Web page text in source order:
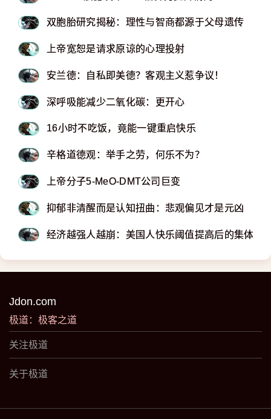
双胞胎研究揭秘：理性与智商都源于父母遗传
上帝宽恕是请求原谅的心理投射
安兰德：自私即美德？客观主义惹争议！
深呼吸能减少二氧化碳：更开心
16小时不吃饭，竟能一键重启快乐
辛格道德观：举手之劳，何乐不为？
上帝分子5-MeO-DMT公司巨变
抑郁非清醒而是认知扭曲：悲观偏见才是元凶
经济越强人越崩：美国人快乐阈值提高后的集体抑
Jdon.com
极道：极客之道
关注极道
关于极道